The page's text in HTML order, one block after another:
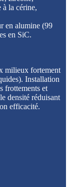
à la cérine,
en alumine (99
en SiC.
milieux fortement
Installation
frottements et
densité réduisant
efficacité.